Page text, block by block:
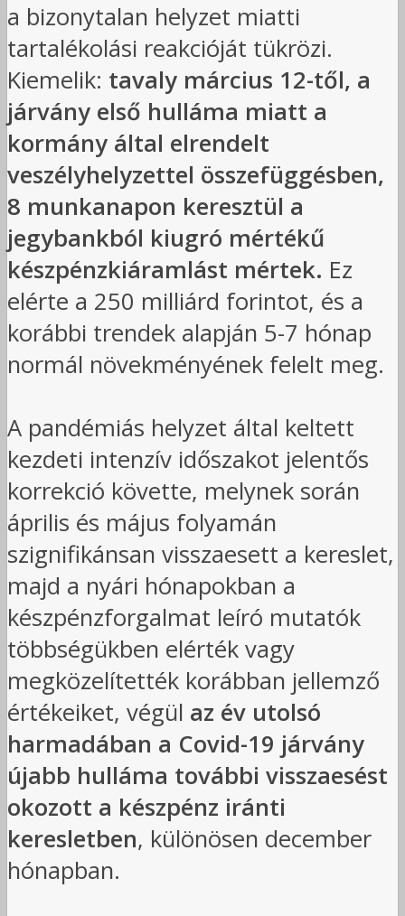
a bizonytalan helyzet miatti
tartalékolási reakcióját tükrözi.
Kiemelik: tavaly március 12-től, a
járvány első hulláma miatt a
kormány által elrendelt
veszélyhelyzettel összefüggésben,
8 munkanapon keresztül a
jegybankból kiugró mértékű
készpénzkiáramlást mértek. Ez
elérte a 250 milliárd forintot, és a
korábbi trendek alapján 5-7 hónap
normál növekményének felelt meg.
A pandémiás helyzet által keltett
kezdeti intenzív időszakot jelentős
korrekció követte, melynek során
április és május folyamán
szignifikánsan visszaesett a kereslet,
majd a nyári hónapokban a
készpénzforgalmat leíró mutatók
többségükben elérték vagy
megközelítették korábban jellemző
értékeiket, végül az év utolsó
harmadában a Covid-19 járvány
újabb hulláma további visszaesést
okozott a készpénz iránti
keresletben, különösen december
hónapban.